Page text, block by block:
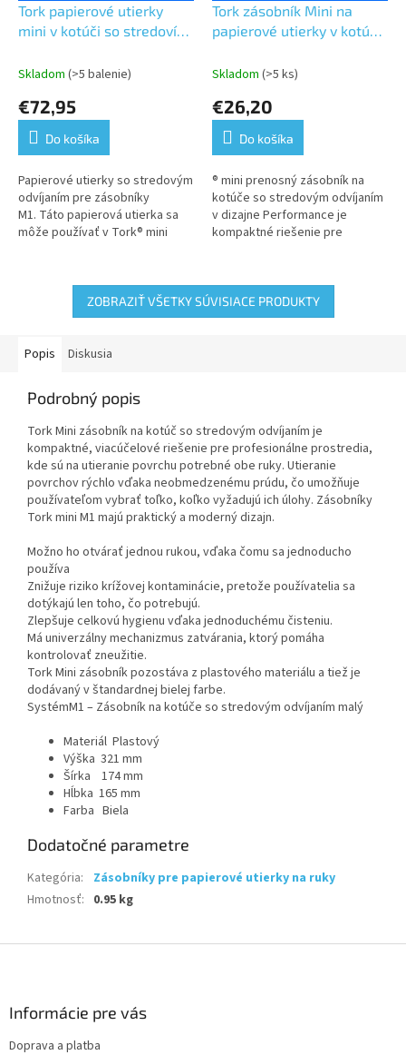
Tork papierové utierky
mini v kotúči so stredovím
120m,11 ks v kartóne-M1
Skladom (>5 balenie)
€72,95
Do košíka
Papierové utierky so stredovým
odvíjaním pre zásobníky
M1. Táto papierová utierka sa
môže používať v Tork® mini
kompaktným,...
Tork zásobník Mini na
papierové utierky v kotúči
odvíjaním,tyrkysový/biely
M1
Skladom (>5 ks)
€26,20
Do košíka
® mini prenosný zásobník na
kotúče so stredovým odvíjaním
v dizajne Performance je
kompaktné riešenie pre
potrebné obe...
ZOBRAZIŤ VŠETKY SÚVISIACE PRODUKTY
Popis Diskusia
Podrobný popis
Tork Mini zásobník na kotúč so stredovým odvíjaním je
kompaktné, viacúčelové riešenie pre profesionálne prostredia,
kde sú na utieranie povrchu potrebné obe ruky. Utieranie
povrchov rýchlo vďaka neobmedzenému prúdu, čo umožňuje
používateľom vybrať toľko, koľko vyžadujú ich úlohy. Zásobníky
Tork mini M1 majú praktický a moderný dizajn.
Možno ho otvárať jednou rukou, vďaka čomu sa jednoducho
používa
Znižuje riziko krížovej kontaminácie, pretože používatelia sa
dotýkajú len toho, čo potrebujú.
Zlepšuje celkovú hygienu vďaka jednoduchému čisteniu.
Má univerzálny mechanizmus zatvárania, ktorý pomáha
kontrolovať zneužitie.
Tork Mini zásobník pozostáva z plastového materiálu a tiež je
dodávaný v štandardnej bielej farbe.
SystémM1 – Zásobník na kotúče so stredovým odvíjaním malý
Materiál Plastový
Výška 321 mm
Šírka 174 mm
Hĺbka 165 mm
Farba Biela
Dodatočné parametre
Kategória:
Zásobníky pre papierové utierky na ruky
Hmotnosť: 0.95 kg
Informácie pre vás
Doprava a platba